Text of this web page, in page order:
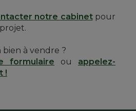
notre cabinetpour
bien à vendre ?
formulaire ou appelez-
!